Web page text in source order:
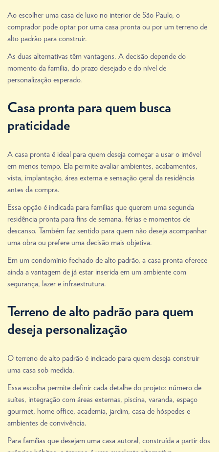
Ao escolher uma casa de luxo no interior de São Paulo, o
comprador pode optar por uma casa pronta ou por um terreno de
alto padrão para construir.
As duas alternativas têm vantagens. A decisão depende do
momento da família, do prazo desejado e do nível de
personalização esperado.
Casa pronta para quem busca
praticidade
A casa pronta é ideal para quem deseja começar a usar o imóvel
em menos tempo. Ela permite avaliar ambientes, acabamentos,
vista, implantação, área externa e sensação geral da residência
antes da compra.
Essa opção é indicada para famílias que querem uma segunda
residência pronta para fins de semana, férias e momentos de
descanso. Também faz sentido para quem não deseja acompanhar
uma obra ou prefere uma decisão mais objetiva.
Em um condomínio fechado de alto padrão, a casa pronta oferece
ainda a vantagem de já estar inserida em um ambiente com
segurança, lazer e infraestrutura.
Terreno de alto padrão para quem
deseja personalização
O terreno de alto padrão é indicado para quem deseja construir
uma casa sob medida.
Essa escolha permite definir cada detalhe do projeto: número de
suítes, integração com áreas externas, piscina, varanda, espaço
gourmet, home office, academia, jardim, casa de hóspedes e
ambientes de convivência.
Para famílias que desejam uma casa autoral, construída a partir dos